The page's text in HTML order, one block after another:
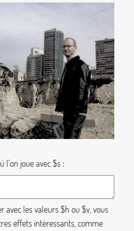
l’on joue avec $s :
avec les valeurs $h ou $v , vous
effets intéressants, comme